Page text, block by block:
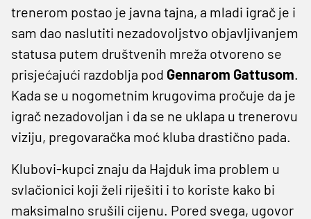
trenerom postao je javna tajna, a mladi igrač je i
sam dao naslutiti nezadovoljstvo objavljivanjem
statusa putem društvenih mreža otvoreno se
prisjećajući razdoblja pod Gennarom Gattusom.
Kada se u nogometnim krugovima pročuje da je
igrač nezadovoljan i da se ne uklapa u trenerovu
viziju, pregovaračka moć kluba drastično pada.
Klubovi-kupci znaju da Hajduk ima problem u
svlačionici koji želi riješiti i to koriste kako bi
maksimalno srušili cijenu. Pored svega, ugovor